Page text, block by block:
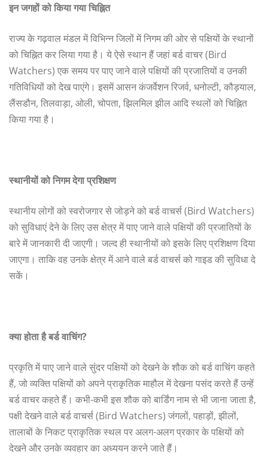
इनजगहोंकोकियागयाचिह्नित
राज्य के गढ़वाल मंडल में विभिन्न जिलों में निगम की ओर से पक्षियों के स्थानों
को चिह्नित कर लिया गया है। ये ऐसे स्थान हैं जहां बर्ड वाचर (Bird
Watchers) एक समय पर पाए जाने वाले पक्षियों की प्रजातियों व उनकी
गतिविधियों को देख पाएंगे। इसमें आसन कंजर्वेशन रिजर्व, धनोल्टी, कौड़याल,
लैंसडौन, तिलवाड़ा, ओली, चोपता, झिलमिल झील आदि स्थलों को चिह्नित
किया गया है।
स्थानीयोंकोनिगमदेगाप्रशिक्षण
स्थानीय लोगों को स्वरोजगार से जोड़ने को बर्ड वाचर्स (Bird Watchers)
को सुविधाएं देने के लिए उस क्षेत्र में पाए जाने वाले पक्षियों की प्रजातियों के
बारे में जानकारी दी जाएगी। जल्द ही स्थानीयों को इसके लिए प्रशिक्षण दिया
जाएगा। ताकि वह उनके क्षेत्र में आने वाले बर्ड वाचर्स को गाइड की सुविधा दे
सकें।
क्याहोताहैबर्डवाचिंग?
प्रकृति में पाए जाने वाले सुंदर पक्षियों को देखने के शौक को बर्ड वाचिंग कहते
हैं, जो व्यक्ति पक्षियों को अपने प्राकृतिक माहौल में देखना पसंद करते हैं उन्हें
बर्ड वाचर कहते हैं। कभी-कभी इस शौक को बार्डिंग नाम से भी जाना जाता है,
पक्षी देखने वाले बर्ड वाचर्स (Bird Watchers) जंगलों, पहाड़ों, झीलों,
तालाबों के निकट प्राकृतिक स्थल पर अलग-अलग प्रकार के पक्षियों को
देखने और उनके व्यवहार का अध्ययन करने जाते हैं।